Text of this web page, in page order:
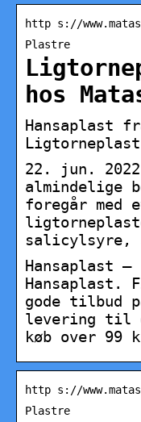
http s://
Plastre
hos
Hansaplast
22. jun.
almindelige
foregår med
salicylsyre,
Hansaplast
Hansaplast.
gode tilbud
levering til
køb over 99
http s://
Plastre